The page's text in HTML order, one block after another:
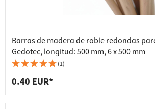
Barras de madera de roble redondas
Gedotec, longitud: 500 mm, 6 x 500 mm
(1)
0.40 EUR*